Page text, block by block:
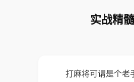
实战精
打麻将可谓是个老